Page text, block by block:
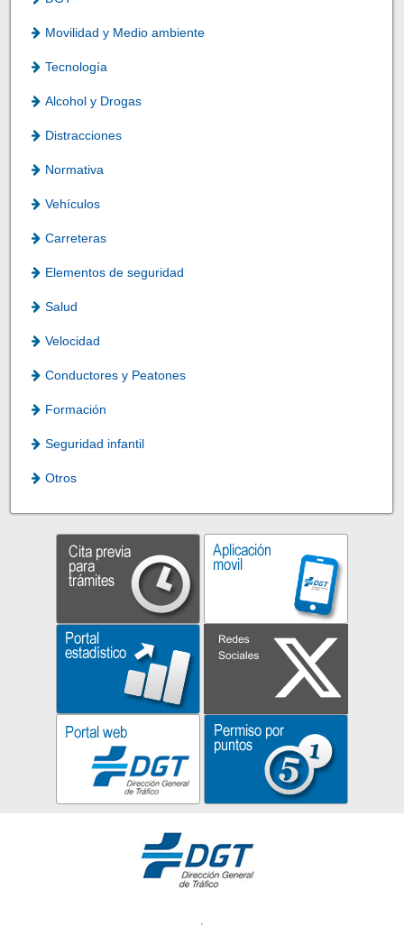
Movilidad y Medio ambiente
Tecnología
Alcohol y Drogas
Distracciones
Normativa
Vehículos
Carreteras
Elementos de seguridad
Salud
Velocidad
Conductores y Peatones
Formación
Seguridad infantil
Otros